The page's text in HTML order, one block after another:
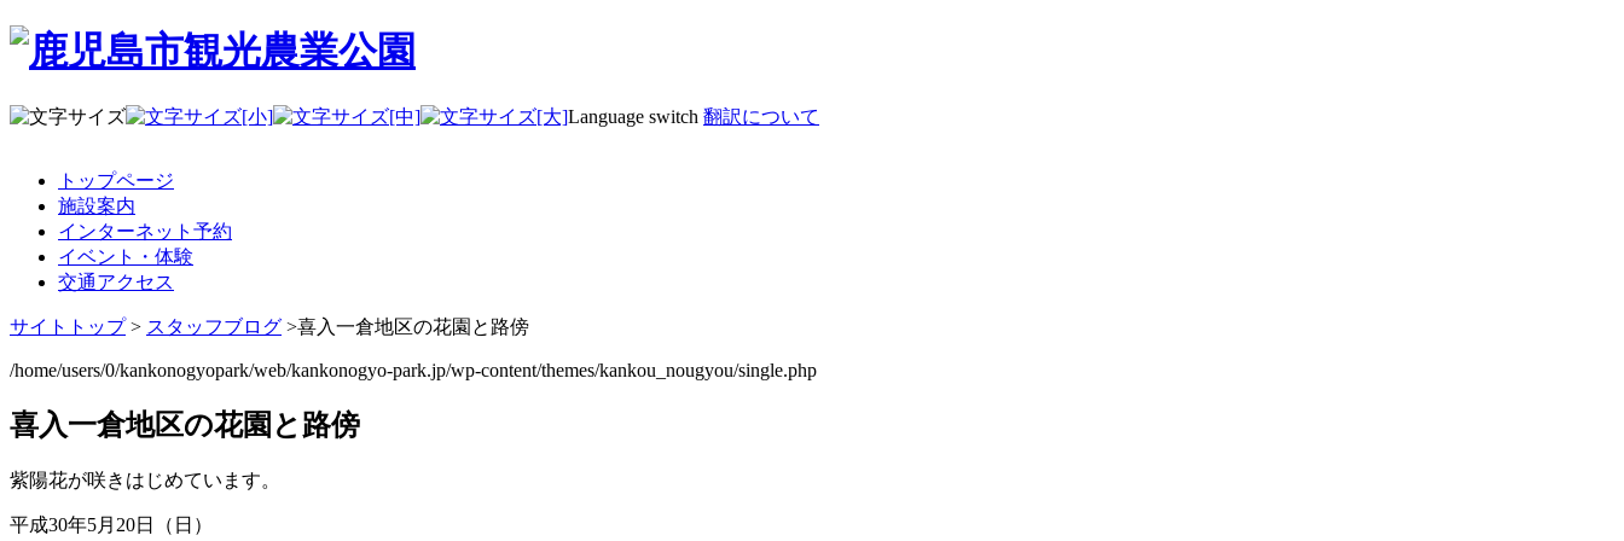
Language switch 翻訳について
トップページ
施設案内
インターネット予約
イベント・体験
交通アクセス
サイトトップ> スタッフブログ >喜入一倉地区の花園と路傍
/home/users/0/kankonogyopark/web/kankonogyo-park.jp/wp-content/themes/kankou_nougyou/single.php
喜入一倉地区の花園と路傍
紫陽花が咲きはじめています。
平成30年5月20日（日）